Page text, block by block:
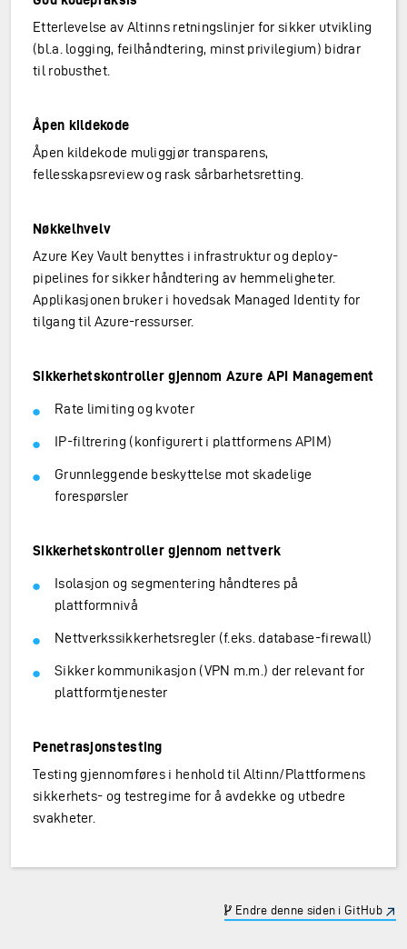
Etterlevelse av Altinns retningslinjer for sikker utvikling
(bl.a. logging, feilhåndtering, minst privilegium) bidrar
til robusthet.
Åpen kildekode
Åpen kildekode muliggjør transparens,
fellesskapsreview og rask sårbarhetsretting.
Nøkkelhvelv
Azure Key Vault benyttes i infrastruktur og deploy-
pipelines for sikker håndtering av hemmeligheter.
Applikasjonen bruker i hovedsak Managed Identity for
tilgang til Azure-ressurser.
Sikkerhetskontroller gjennom Azure API Management
Rate limiting og kvoter
IP-filtrering (konfigurert i plattformens APIM)
Grunnleggende beskyttelse mot skadelige
forespørsler
Sikkerhetskontroller gjennom nettverk
Isolasjon og segmentering håndteres på
plattformnivå
Nettverkssikkerhetsregler (f.eks. database‑firewall)
Sikker kommunikasjon (VPN m.m.) der relevant for
plattformtjenester
Penetrasjonstesting
Testing gjennomføres i henhold til Altinn/Plattformens
sikkerhets- og testregime for å avdekke og utbedre
svakheter.
Endre denne siden i GitHub